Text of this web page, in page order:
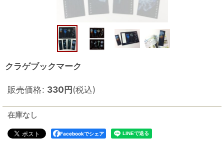
クラゲブックマーク
販売価格: 330円(税込)
在庫なし
Facebookでシェア